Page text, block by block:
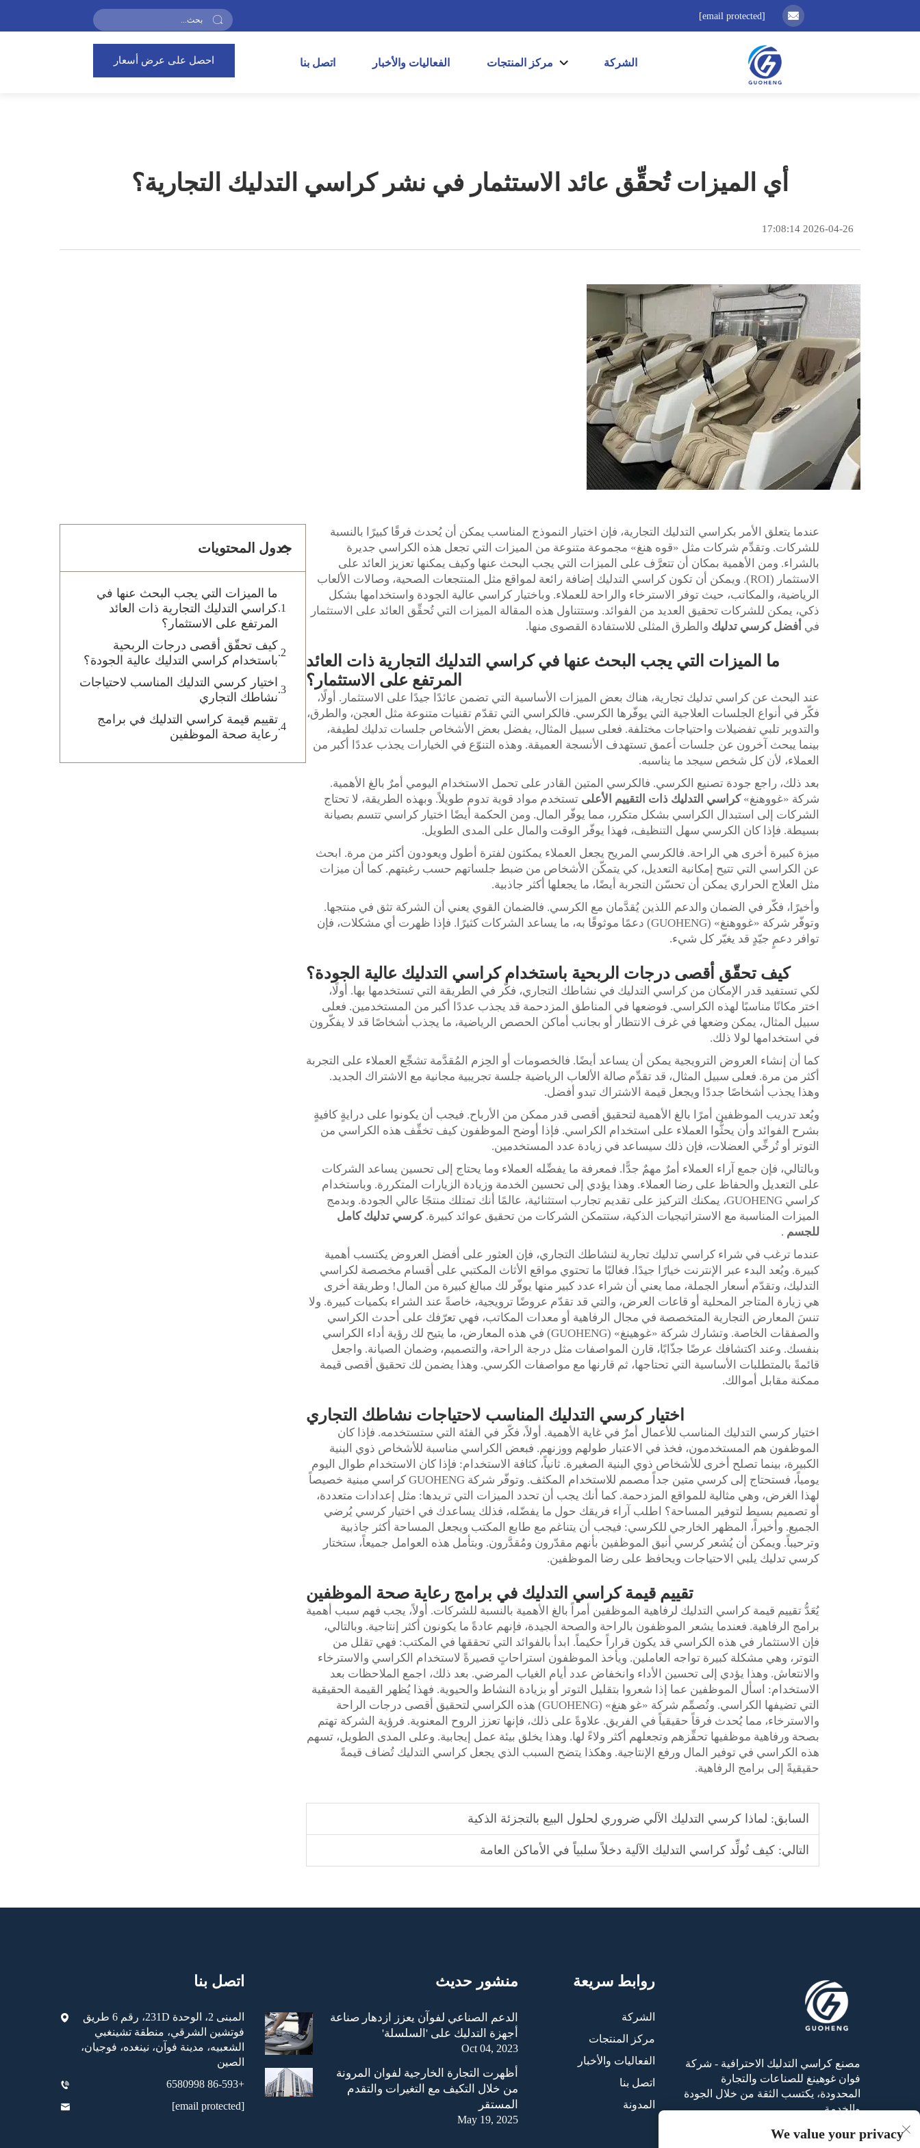
[email protected]
الشركة مركز المنتجات الفعاليات والأخبار اتصل بنا احصل على عرض أسعار
أي الميزات تُحقِّق عائد الاستثمار في نشر كراسي التدليك التجارية؟
2026-04-26 17:08:14
عندما يتعلق الأمر بكراسي التدليك التجارية، فإن اختيار النموذج المناسب يمكن أن يُحدث فرقًا كبيرًا بالنسبة
للشركات. وتقدِّم شركات مثل «قوه هنغ» مجموعة متنوعة من الميزات التي تجعل هذه الكراسي جديرة
بالشراء. ومن الأهمية بمكان أن تتعرَّف على الميزات التي يجب البحث عنها وكيف يمكنها تعزيز العائد على
الاستثمار (ROI). ويمكن أن تكون كراسي التدليك إضافة رائعة لمواقع مثل المنتجعات الصحية، وصالات الألعاب
الرياضية، والمكاتب، حيث توفر الاسترخاء والراحة للعملاء. وباختيار كراسي عالية الجودة واستخدامها بشكل
ذكي، يمكن للشركات تحقيق العديد من الفوائد. وستتناول هذه المقالة الميزات التي تُحقِّق العائد على الاستثمار
في أفضل كرسي تدليك والطرق المثلى للاستفادة القصوى منها.
ما الميزات التي يجب البحث عنها في كراسي التدليك التجارية ذات العائد
المرتفع على الاستثمار؟
عند البحث عن كراسي تدليك تجارية، هناك بعض الميزات الأساسية التي تضمن عائدًا جيدًا على الاستثمار. أولًا،
فكّر في أنواع الجلسات العلاجية التي يوفّرها الكرسي. فالكراسي التي تقدّم تقنيات متنوعة مثل العجن، والطرق،
والتدوير تلبي تفضيلات واحتياجات مختلفة. فعلى سبيل المثال، يفضل بعض الأشخاص جلسات تدليك لطيفة،
بينما يبحث آخرون عن جلسات أعمق تستهدف الأنسجة العميقة. وهذه التنوّع في الخيارات يجذب عددًا أكبر من
العملاء، لأن كل شخص سيجد ما يناسبه.
بعد ذلك، راجع جودة تصنيع الكرسي. فالكرسي المتين القادر على تحمل الاستخدام اليومي أمرٌ بالغ الأهمية.
شركة «غووهنغ»كراسي التدليك ذات التقييم الأعلى تستخدم مواد قوية تدوم طويلاً. وبهذه الطريقة، لا تحتاج
الشركات إلى استبدال الكراسي بشكل متكرر، مما يوفّر المال. ومن الحكمة أيضًا اختيار كراسي تتسم بصيانة
بسيطة. فإذا كان الكرسي سهل التنظيف، فهذا يوفّر الوقت والمال على المدى الطويل.
ميزة كبيرة أخرى هي الراحة. فالكرسي المريح يجعل العملاء يمكثون لفترة أطول ويعودون أكثر من مرة. ابحث
عن الكراسي التي تتيح إمكانية التعديل، كي يتمكّن الأشخاص من ضبط جلساتهم حسب رغبتهم. كما أن ميزات
مثل العلاج الحراري يمكن أن تحسّن التجربة أيضًا، ما يجعلها أكثر جاذبية.
وأخيرًا، فكّر في الضمان والدعم اللذين يُقدَّمان مع الكرسي. فالضمان القوي يعني أن الشركة تثق في منتجها.
وتوفّر شركة «غووهنغ» (GUOHENG) دعمًا موثوقًا به، ما يساعد الشركات كثيرًا. فإذا ظهرت أي مشكلات، فإن
توافر دعمٍ جيّدٍ قد يغيّر كل شيء.
كيف تحقّق أقصى درجات الربحية باستخدام كراسي التدليك عالية الجودة؟
لكي تستفيد قدر الإمكان من كراسي التدليك في نشاطك التجاري، فكّر في الطريقة التي تستخدمها بها. أولًا،
اختر مكانًا مناسبًا لهذه الكراسي. فوضعها في المناطق المزدحمة قد يجذب عددًا أكبر من المستخدمين. فعلى
سبيل المثال، يمكن وضعها في غرف الانتظار أو بجانب أماكن الحصص الرياضية، ما يجذب أشخاصًا قد لا يفكّرون
في استخدامها لولا ذلك.
كما أن إنشاء العروض الترويجية يمكن أن يساعد أيضًا. فالخصومات أو الحِزم المُقدَّمة تشجِّع العملاء على التجربة
أكثر من مرة. فعلى سبيل المثال، قد تقدِّم صالة الألعاب الرياضية جلسة تجريبية مجانية مع الاشتراك الجديد.
وهذا يجذب أشخاصًا جددًا ويجعل قيمة الاشتراك تبدو أفضل.
ويُعد تدريب الموظفين أمرًا بالغ الأهمية لتحقيق أقصى قدر ممكن من الأرباح. فيجب أن يكونوا على درايةٍ كافيةٍ
بشرح الفوائد وأن يحثُّوا العملاء على استخدام الكراسي. فإذا أوضح الموظفون كيف تخفِّف هذه الكراسي من
التوتر أو تُرخِّي العضلات، فإن ذلك سيساعد في زيادة عدد المستخدمين.
وبالتالي، فإن جمع آراء العملاء أمرٌ مهمٌ جدًّا. فمعرفة ما يفضِّله العملاء وما يحتاج إلى تحسين يساعد الشركات
على التعديل والحفاظ على رضا العملاء. وهذا يؤدي إلى تحسين الخدمة وزيادة الزيارات المتكررة. وباستخدام
كراسي GUOHENG، يمكنك التركيز على تقديم تجارب استثنائية، عالمًا أنك تمتلك منتجًا عالي الجودة. وبدمج
الميزات المناسبة مع الاستراتيجيات الذكية، ستتمكن الشركات من تحقيق عوائد كبيرة.كرسي تدليك كامل
للجسم .
عندما ترغب في شراء كراسي تدليك تجارية لنشاطك التجاري، فإن العثور على أفضل العروض يكتسب أهمية
كبيرة. ويُعد البدء عبر الإنترنت خيارًا جيدًا. فغالبًا ما تحتوي مواقع الأثاث المكتبي على أقسام مخصصة لكراسي
التدليك، وتقدّم أسعار الجملة، مما يعني أن شراء عدد كبير منها يوفّر لك مبالغ كبيرة من المال! وطريقة أخرى
هي زيارة المتاجر المحلية أو قاعات العرض، والتي قد تقدّم عروضًا ترويجية، خاصةً عند الشراء بكميات كبيرة. ولا
تنسَ المعارض التجارية المتخصصة في مجال الرفاهية أو معدات المكاتب، فهي تعرّفك على أحدث الكراسي
والصفقات الخاصة. وتشارك شركة «غوهينغ» (GUOHENG) في هذه المعارض، ما يتيح لك رؤية أداء الكراسي
بنفسك. وعند اكتشافك عرضًا جذّابًا، قارن المواصفات مثل درجة الراحة، والتصميم، وضمان الصيانة. واجعل
قائمةً بالمتطلبات الأساسية التي تحتاجها، ثم قارنها مع مواصفات الكرسي. وهذا يضمن لك تحقيق أقصى قيمة
ممكنة مقابل أموالك.
اختيار كرسي التدليك المناسب لاحتياجات نشاطك التجاري
اختيار كرسي التدليك المناسب للأعمال أمرٌ في غاية الأهمية. أولاً، فكّر في الفئة التي ستستخدمه. فإذا كان
الموظفون هم المستخدمون، فخذ في الاعتبار طولهم ووزنهم. فبعض الكراسي مناسبة للأشخاص ذوي البنية
الكبيرة، بينما تصلح أخرى للأشخاص ذوي البنية الصغيرة. ثانياً، كثافة الاستخدام: فإذا كان الاستخدام طوال اليوم
يومياً، فستحتاج إلى كرسي متين جداً مصمم للاستخدام المكثف. وتوفّر شركة GUOHENG كراسي مبنية خصيصاً
لهذا الغرض، وهي مثالية للمواقع المزدحمة. كما أنك يجب أن تحدد الميزات التي تريدها: مثل إعدادات متعددة،
أو تصميم بسيط لتوفير المساحة؟ اطلب آراء فريقك حول ما يفضّله، فذلك يساعدك في اختيار كرسي يُرضي
الجميع. وأخيراً، المظهر الخارجي للكرسي: فيجب أن يتناغم مع طابع المكتب ويجعل المساحة أكثر جاذبية
وترحيباً. ويمكن أن يُشعر كرسي أنيق الموظفين بأنهم مقدّرون ومُقدَّرون. وبتأمل هذه العوامل جميعاً، ستختار
كرسي تدليك يلبي الاحتياجات ويحافظ على رضا الموظفين.
تقييم قيمة كراسي التدليك في برامج رعاية صحة الموظفين
يُعَدُّ تقييم قيمة كراسي التدليك لرفاهية الموظفين أمراً بالغ الأهمية بالنسبة للشركات. أولاً، يجب فهم سبب أهمية
برامج الرفاهية. فعندما يشعر الموظفون بالراحة والصحة الجيدة، فإنهم عادةً ما يكونون أكثر إنتاجية. وبالتالي،
فإن الاستثمار في هذه الكراسي قد يكون قراراً حكيماً. ابدأ بالفوائد التي تحققها في المكتب: فهي تقلل من
التوتر، وهي مشكلة كبيرة تواجه العاملين. ويأخذ الموظفون استراحاتٍ قصيرةً لاستخدام الكراسي والاسترخاء
والانتعاش. وهذا يؤدي إلى تحسين الأداء وانخفاض عدد أيام الغياب المرضي. بعد ذلك، اجمع الملاحظات بعد
الاستخدام: اسأل الموظفين عما إذا شعروا بتقليل التوتر أو بزيادة النشاط والحيوية. فهذا يُظهر القيمة الحقيقية
التي تضيفها الكراسي. وتُصمِّم شركة «غو هنغ» (GUOHENG) هذه الكراسي لتحقيق أقصى درجات الراحة
والاسترخاء، مما يُحدث فرقاً حقيقياً في الفريق. علاوةً على ذلك، فإنها تعزز الروح المعنوية. فرؤية الشركة تهتم
بصحة ورفاهية موظفيها تحفِّزهم وتجعلهم أكثر ولاءً لها. وهذا يخلق بيئة عمل إيجابية. وعلى المدى الطويل، تسهم
هذه الكراسي في توفير المال ورفع الإنتاجية. وهكذا يتضح السبب الذي يجعل كراسي التدليك تُضاف قيمةً
حقيقيةً إلى برامج الرفاهية.
السابق: لماذا كرسي التدليك الآلي ضروري لحلول البيع بالتجزئة الذكية
التالي: كيف تُولِّد كراسي التدليك الآلية دخلاً سلبياً في الأماكن العامة
جدول المحتويات
ما الميزات التي يجب البحث عنها في
كراسي التدليك التجارية ذات العائد
المرتفع على الاستثمار؟
كيف تحقّق أقصى درجات الربحية
باستخدام كراسي التدليك عالية الجودة؟
اختيار كرسي التدليك المناسب لاحتياجات
نشاطك التجاري
تقييم قيمة كراسي التدليك في برامج
رعاية صحة الموظفين
مصنع كراسي التدليك الاحترافية - شركة
فوان غوهينغ للصناعات والتجارة
المحدودة، يكتسب الثقة من خلال الجودة
والخدمة.
روابط سريعة
الشركة
مركز المنتجات
الفعاليات والأخبار
اتصل بنا
المدونة
منشور حديث
الدعم الصناعي لفوآن يعزز ازدهار صناعة
أجهزة التدليك على 'السلسلة'
Oct 04, 2023
أظهرت التجارة الخارجية لفوان المرونة
من خلال التكيف مع التغيرات والتقدم
المستقر
May 19, 2025
اتصل بنا
المبنى 2، الوحدة 231D، رقم 6 طريق
فوتشين الشرقي، منطقة تشينغبي
الشعبيه، مدينة فوآن، نينغده، فوجيان،
الصين
+86-593 6580998
[email protected]
We value your privacy